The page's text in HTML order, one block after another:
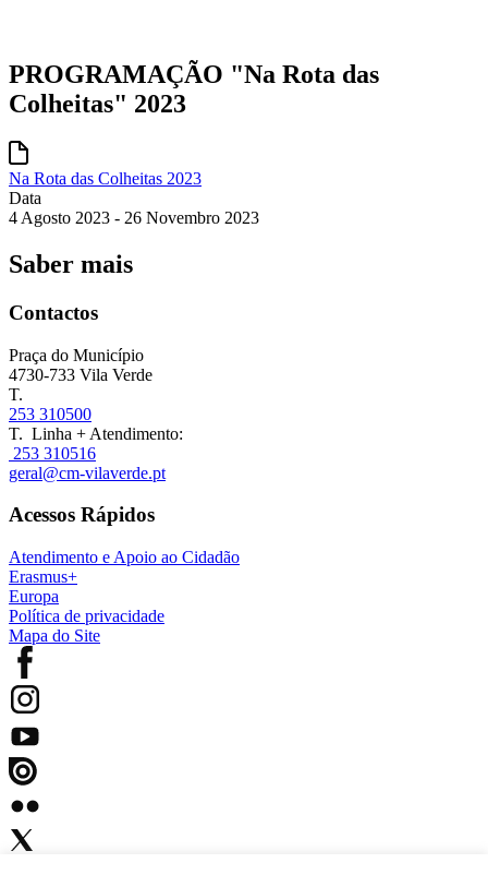
PROGRAMAÇÃO "Na Rota das
Colheitas" 2023
Na Rota das Colheitas 2023
Data
4 Agosto 2023 - 26 Novembro 2023
Saber mais
Contactos
Praça do Município
4730-733 Vila Verde
T.
253 310500
T. Linha + Atendimento:
253 310516
geral@cm-vilaverde.pt
Acessos Rápidos
Atendimento e Apoio ao Cidadão
Erasmus+
Europa
Política de privacidade
Mapa do Site